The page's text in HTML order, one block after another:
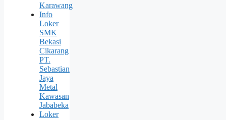
Karawang
Info
Loker
SMK
Bekasi
Cikarang
PT.
Sebastian
Jaya
Metal
Kawasan
Jababeka
Loker